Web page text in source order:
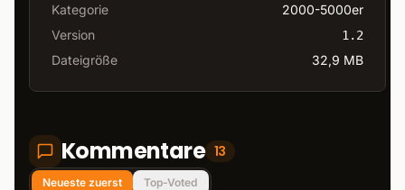
Kategorie
2000-5000er
Version
1.2
Dateigröße 32,9 MB
Kommentare 13
Neueste zuerst Top-Voted